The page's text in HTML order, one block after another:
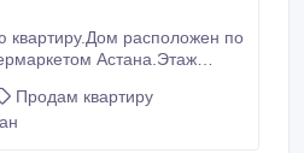
квартиру.Дом расположен по
Продам квартиру